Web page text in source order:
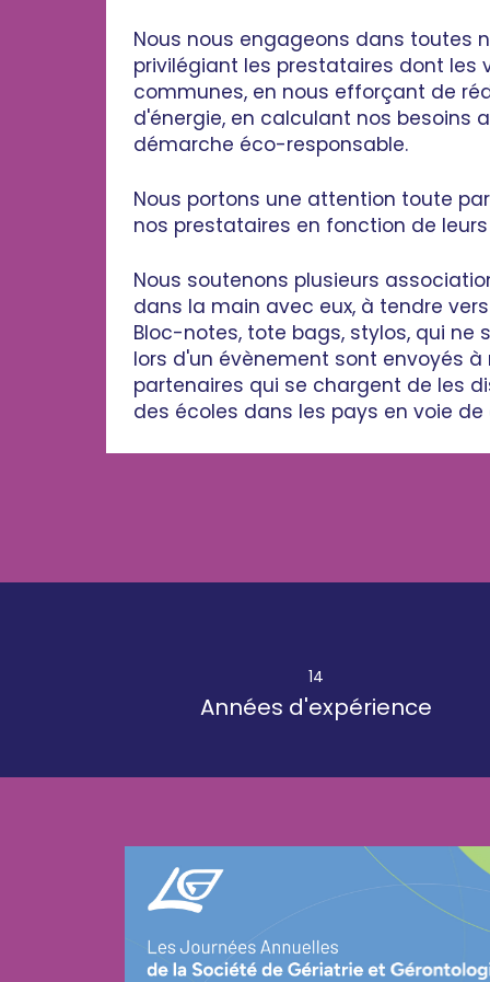
Nous nous engageons dans toutes
privilégiant les prestataires dont les
communes, en nous efforçant de
d'énergie, en calculant nos besoins
démarche éco-responsable.
Nous portons une attention toute
nos prestataires en fonction de leurs
Nous soutenons plusieurs
dans la main avec eux, à tendre vers
Bloc-notes, tote bags, stylos, qui ne
lors d'un évènement sont envoyés
partenaires qui se chargent de les
des écoles dans les pays en voie
14
Années d'expérience